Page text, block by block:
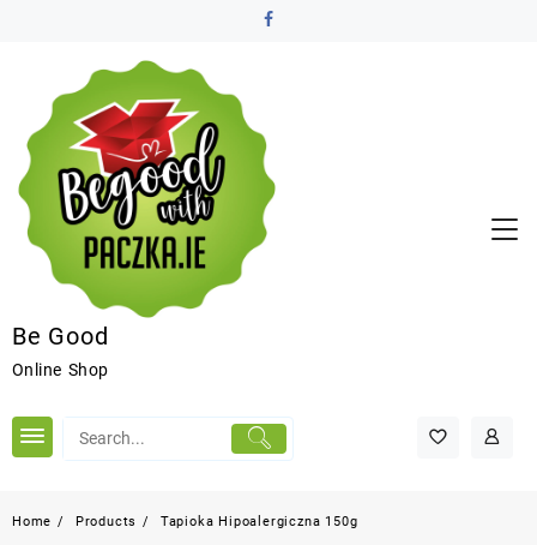
Be Good
Online Shop
Home Products Tapioka Hipoalergiczna 150g